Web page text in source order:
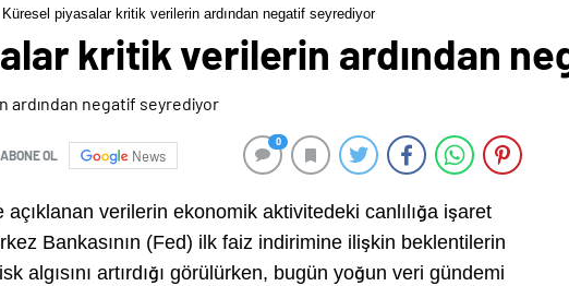
Küresel piyasalar kritik verilerin ardından negatif seyrediyor
kritik verilerin ardından
ABONE OL News
0
açıklanan verilerin ekonomik aktivitedeki canlılığa işaret
Bankasının (Fed) ilk faiz indirimine ilişkin beklentilerin
algısını artırdığı görülürken, bugün yoğun veri gündemi